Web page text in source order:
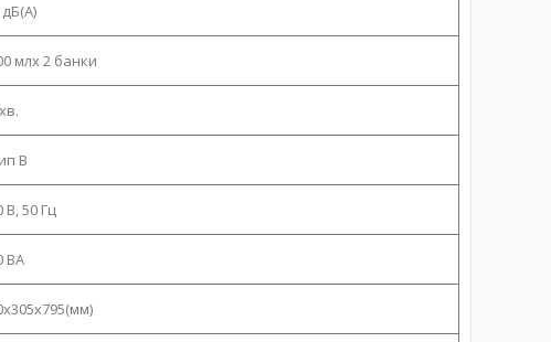
дБ(А)
млх 2 банки
В
В, 50 Гц
ВА